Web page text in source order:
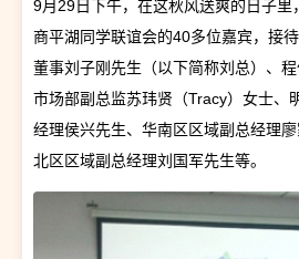
9月29日下午，在这秋风送爽的日子里
商平湖同学联谊会的40多位嘉宾，接
董事刘子刚先生（以下简称刘总）、程
市场部副总监苏玮贤（Tracy）女士、
经理侯兴先生、华南区区域副总经理
北区区域副总经理刘国军先生等。